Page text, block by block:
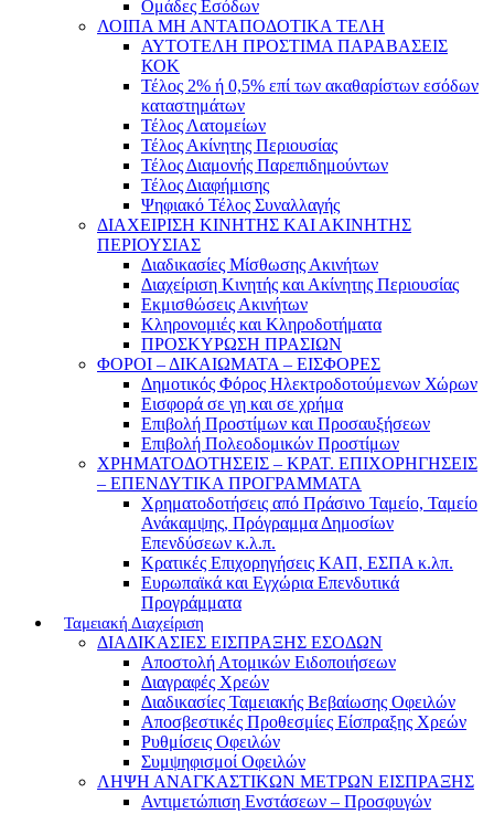
Ομάδες Εσόδων
ΛΟΙΠΑ ΜΗ ΑΝΤΑΠΟΔΟΤΙΚΑ ΤΕΛΗ
ΑΥΤΟΤΕΛΗ ΠΡΟΣΤΙΜΑ ΠΑΡΑΒΑΣΕΙΣ
ΚΟΚ
Τέλος 2% ή 0,5% επί των ακαθαρίστων εσόδων
καταστημάτων
Τέλος Λατομείων
Τέλος Ακίνητης Περιουσίας
Τέλος Διαμονής Παρεπιδημούντων
Τέλος Διαφήμισης
Ψηφιακό Τέλος Συναλλαγής
ΔΙΑΧΕΙΡΙΣΗ ΚΙΝΗΤΗΣ ΚΑΙ ΑΚΙΝΗΤΗΣ
ΠΕΡΙΟΥΣΙΑΣ
Διαδικασίες Μίσθωσης Ακινήτων
Διαχείριση Κινητής και Ακίνητης Περιουσίας
Εκμισθώσεις Ακινήτων
Κληρονομιές και Κληροδοτήματα
ΠΡΟΣΚΥΡΩΣΗ ΠΡΑΣΙΩΝ
ΦΟΡΟΙ – ΔΙΚΑΙΩΜΑΤΑ – ΕΙΣΦΟΡΕΣ
Δημοτικός Φόρος Ηλεκτροδοτούμενων Χώρων
Εισφορά σε γη και σε χρήμα
Επιβολή Προστίμων και Προσαυξήσεων
Επιβολή Πολεοδομικών Προστίμων
ΧΡΗΜΑΤΟΔΟΤΗΣΕΙΣ – ΚΡΑΤ. ΕΠΙΧΟΡΗΓΗΣΕΙΣ
– ΕΠΕΝΔΥΤΙΚΑ ΠΡΟΓΡΑΜΜΑΤΑ
Χρηματοδοτήσεις από Πράσινο Ταμείο, Ταμείο
Ανάκαμψης, Πρόγραμμα Δημοσίων
Επενδύσεων κ.λ.π.
Κρατικές Επιχορηγήσεις ΚΑΠ, ΕΣΠΑ κ.λπ.
Ευρωπαϊκά και Εγχώρια Επενδυτικά
Προγράμματα
Ταμειακή Διαχείριση
ΔΙΑΔΙΚΑΣΙΕΣ ΕΙΣΠΡΑΞΗΣ ΕΣΟΔΩΝ
Αποστολή Ατομικών Ειδοποιήσεων
Διαγραφές Χρεών
Διαδικασίες Ταμειακής Βεβαίωσης Οφειλών
Αποσβεστικές Προθεσμίες Είσπραξης Χρεών
Ρυθμίσεις Οφειλών
Συμψηφισμοί Οφειλών
ΛΗΨΗ ΑΝΑΓΚΑΣΤΙΚΩΝ ΜΕΤΡΩΝ ΕΙΣΠΡΑΞΗΣ
Αντιμετώπιση Ενστάσεων – Προσφυγών